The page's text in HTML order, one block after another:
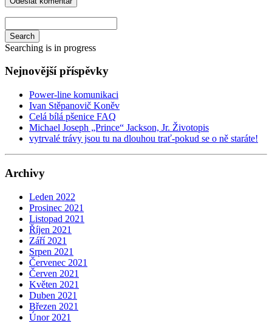
Search
Searching is in progress
Nejnovější příspěvky
Power-line komunikaci
Ivan Stěpanovič Koněv
Celá bílá pšenice FAQ
Michael Joseph „Prince“ Jackson, Jr. Životopis
vytrvalé trávy jsou tu na dlouhou trať-pokud se o ně staráte!
Archivy
Leden 2022
Prosinec 2021
Listopad 2021
Říjen 2021
Září 2021
Srpen 2021
Červenec 2021
Červen 2021
Květen 2021
Duben 2021
Březen 2021
Únor 2021